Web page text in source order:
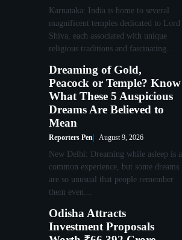
Karnataka: India is home to several
magnificent temples dedicated to Lord
Shiva, each associated with unique
religious traditions and fascinating…
Dreaming of Gold,
Peacock or Temple? Know
What These 5 Auspicious
Dreams Are Believed to
Mean
Reporters Pen August 9, 2026
New Delhi: Dreaming while asleep is a
common experience, but some dreams
are so unusual that people remember
them even…
Odisha Attracts
Investment Proposals